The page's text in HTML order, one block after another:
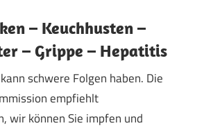
– Keuchhusten –
– Grippe – Hepatitis
schwere Folgen haben. Die
empfiehlt
wir können Sie impfen und